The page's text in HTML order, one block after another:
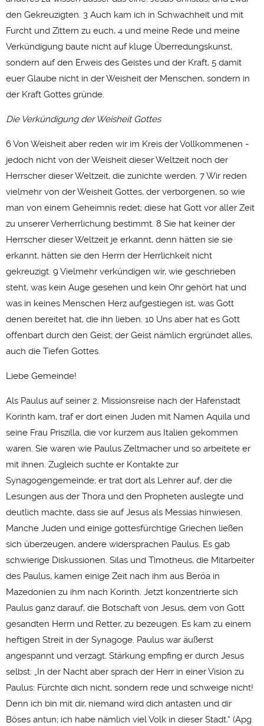
den Gekreuzigten. 3 Auch kam ich in Schwachheit und mit
Furcht und Zittern zu euch, 4 und meine Rede und meine
Verkündigung baute nicht auf kluge Überredungskunst,
sondern auf den Erweis des Geistes und der Kraft, 5 damit
euer Glaube nicht in der Weisheit der Menschen, sondern in
der Kraft Gottes gründe.
Die Verkündigung der Weisheit Gottes
6 Von Weisheit aber reden wir im Kreis der Vollkommenen -
jedoch nicht von der Weisheit dieser Weltzeit noch der
Herrscher dieser Weltzeit, die zunichte werden. 7 Wir reden
vielmehr von der Weisheit Gottes, der verborgenen, so wie
man von einem Geheimnis redet; diese hat Gott vor aller Zeit
zu unserer Verherrlichung bestimmt. 8 Sie hat keiner der
Herrscher dieser Weltzeit je erkannt, denn hätten sie sie
erkannt, hätten sie den Herrn der Herrlichkeit nicht
gekreuzigt. 9 Vielmehr verkündigen wir, wie geschrieben
steht, was kein Auge gesehen und kein Ohr gehört hat und
was in keines Menschen Herz aufgestiegen ist, was Gott
denen bereitet hat, die ihn lieben. 10 Uns aber hat es Gott
offenbart durch den Geist; der Geist nämlich ergründet alles,
auch die Tiefen Gottes.
Liebe Gemeinde!
Als Paulus auf seiner 2. Missionsreise nach der Hafenstadt
Korinth kam, traf er dort einen Juden mit Namen Aquila und
seine Frau Priszilla, die vor kurzem aus Italien gekommen
waren. Sie waren wie Paulus Zeltmacher und so arbeitete er
mit ihnen. Zugleich suchte er Kontakte zur
Synagogengemeinde; er trat dort als Lehrer auf, der die
Lesungen aus der Thora und den Propheten auslegte und
deutlich machte, dass sie auf Jesus als Messias hinwiesen.
Manche Juden und einige gottesfürchtige Griechen ließen
sich überzeugen, andere widersprachen Paulus. Es gab
schwierige Diskussionen. Silas und Timotheus, die Mitarbeiter
des Paulus, kamen einige Zeit nach ihm aus Beröa in
Mazedonien zu ihm nach Korinth. Jetzt konzentrierte sich
Paulus ganz darauf, die Botschaft von Jesus, dem von Gott
gesandten Herrn und Retter, zu bezeugen. Es kam zu einem
heftigen Streit in der Synagoge. Paulus war äußerst
angespannt und verzagt. Stärkung empfing er durch Jesus
selbst: „In der Nacht aber sprach der Herr in einer Vision zu
Paulus: Fürchte dich nicht, sondern rede und schweige nicht!
Denn ich bin mit dir, niemand wird dich antasten und dir
Böses antun; ich habe nämlich viel Volk in dieser Stadt.“ (Apg